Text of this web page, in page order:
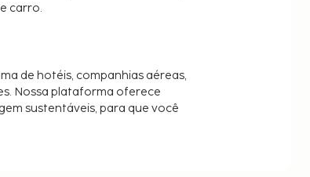
carro.
de hotéis, companhias aéreas,
Nossa plataforma oferece
sustentáveis, para que você